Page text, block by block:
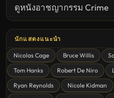
ดูหนังอาชญากรรม Crime
ดูหนังสยองขวัญ Horror
ดูหนังโรแมนติก Romance
หนังชีวิต
นักแสดงแนะนำ
Nicolas Cage Bruce Willis
Tom Hanks
Robert De Niro
Ryan Reynolds
Nicole Kidman